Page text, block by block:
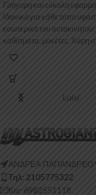
Γρήγορη και εύκολη
Ιδανικό για κάθε τύπο
εσωτερικό του αυτοκινήτου:
καθίσματα, μοκέτες. Χάρη
του ενεργού
Luisi
ΑΝΔΡΕΑ
Τηλ: 2105775322
Κιν: 6982551118